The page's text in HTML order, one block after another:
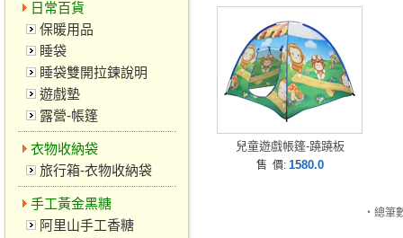
日常百貨
保暖用品
睡袋
睡袋雙開拉鍊說明
遊戲墊
露營-帳篷
衣物收納袋
旅行箱-衣物收納袋
手工黃金黑糖
阿里山手工香糖
兒童遊戲帳篷-蹺蹺板
售 價: 1580.0
‧總筆